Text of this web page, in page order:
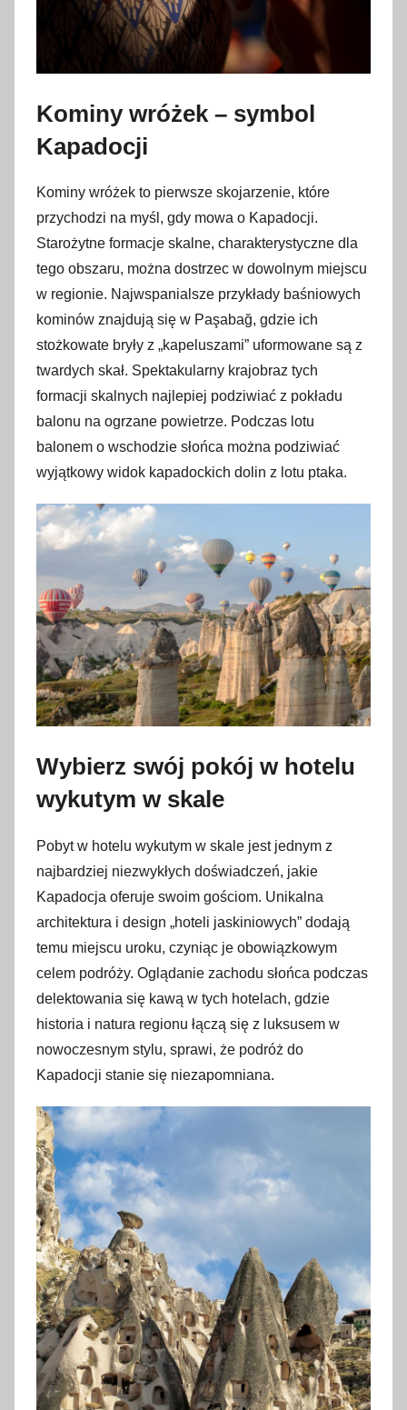
Kominy wróżek – symbol
Kapadocji
Kominy wróżek to pierwsze skojarzenie, które
przychodzi na myśl, gdy mowa o Kapadocji.
Starożytne formacje skalne, charakterystyczne dla
tego obszaru, można dostrzec w dowolnym miejscu
w regionie. Najwspanialsze przykłady baśniowych
kominów znajdują się w Paşabağ, gdzie ich
stożkowate bryły z „kapeluszami” uformowane są z
twardych skał. Spektakularny krajobraz tych
formacji skalnych najlepiej podziwiać z pokładu
balonu na ogrzane powietrze. Podczas lotu
balonem o wschodzie słońca można podziwiać
wyjątkowy widok kapadockich dolin z lotu ptaka.
Wybierz swój pokój w hotelu
wykutym w skale
Pobyt w hotelu wykutym w skale jest jednym z
najbardziej niezwykłych doświadczeń, jakie
Kapadocja oferuje swoim gościom. Unikalna
architektura i design „hoteli jaskiniowych” dodają
temu miejscu uroku, czyniąc je obowiązkowym
celem podróży. Oglądanie zachodu słońca podczas
delektowania się kawą w tych hotelach, gdzie
historia i natura regionu łączą się z luksusem w
nowoczesnym stylu, sprawi, że podróż do
Kapadocji stanie się niezapomniana.